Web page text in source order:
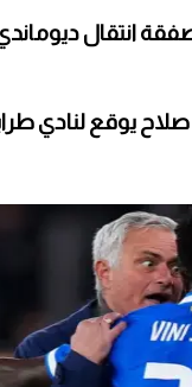
انتقال
يوقع لنادي